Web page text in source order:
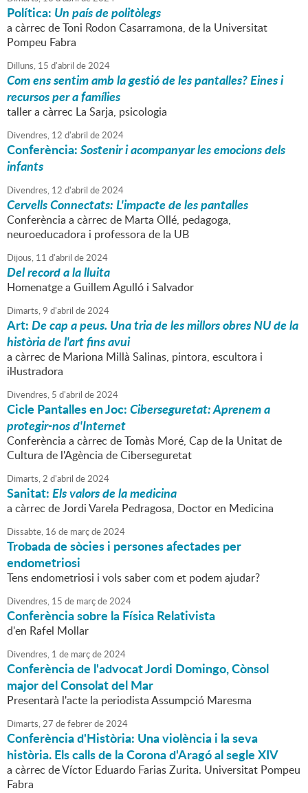
Política: Un país de politòlegs
a càrrec de Toni Rodon Casarramona, de la Universitat
Pompeu Fabra
Dilluns, 15 d'abril de2024
Com ens sentim amb la gestió de les pantalles? Eines i
recursos per a famílies
taller a càrrec La Sarja, psicologia
Divendres, 12 d'abril de2024
Conferència:Sostenir i acompanyar les emocions dels
infants
Divendres, 12 d'abril de2024
Cervells Connectats: L'impacte de les pantalles
Conferència a càrrec de Marta Ollé, pedagoga,
neuroeducadora i professora de la UB
Dijous, 11 d'abril de2024
Del record a la lluita
Homenatge a Guillem Agulló i Salvador
Dimarts,9 d'abril de2024
Art:De cap a peus. Una tria de les millors obres NU de la
història de l'art fins avui
a càrrec de Mariona Millà Salinas, pintora, escultora i
il·lustradora
Divendres, 5 d'abril de2024
Cicle Pantalles en Joc:Ciberseguretat: Aprenem a
protegir-nos d'Internet
Conferència a càrrec de Tomàs Moré, Cap de la Unitat de
Cultura de l'Agència de Ciberseguretat
Dimarts,2 d'abril de2024
Sanitat:Els valors de la medicina
a càrrec de Jordi Varela Pedragosa, Doctor en Medicina
Dissabte, 16 de marçde2024
Trobada de sòcies i persones afectades per
endometriosi
Tens endometriosi i vols saber com et podem ajudar?
Divendres, 15 de marçde2024
Conferència sobre la Física Relativista
d'en Rafel Mollar
Divendres, 1 de marçde2024
Conferència de l'advocat Jordi Domingo, Cònsol
major del Consolat del Mar
Presentarà l'acte la periodista Assumpció Maresma
Dimarts,27 defebrerde2024
Conferència d'Història: Una violència i la seva
història. Els calls de la Corona d'Aragó al segle XIV
a càrrec de Víctor Eduardo Farias Zurita. Universitat Pompeu
Fabra